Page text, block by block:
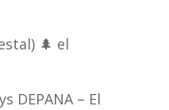
🌲 el
DEPANA – El